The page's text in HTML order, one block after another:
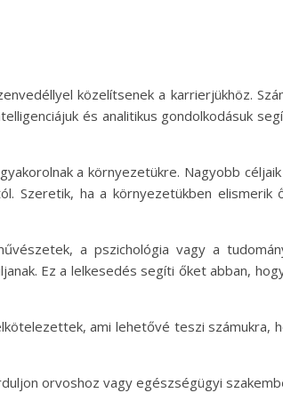
közelítsenek a karrierjükhöz.
és analitikus gondolkodásuk
a környezetükre. Nagyobb
Szeretik, ha a környezetükben
a pszichológia vagy a
Ez a lelkesedés segíti őket abban,
ami lehetővé teszi számukra,
orvoshoz vagy egészségügyi